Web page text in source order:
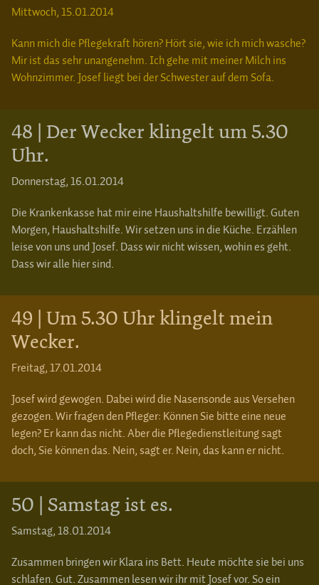
Mittwoch, 15.01.2014
Kann mich die Pflegekraft hören? Hört sie, wie ich mich wasche?
Mir ist das sehr unangenehm. Ich gehe mit meiner Milch ins
Wohnzimmer. Josef liegt bei der Schwester auf dem Sofa.
48 | Der Wecker klingelt um 5.30
Uhr.
Donnerstag, 16.01.2014
Die Krankenkasse hat mir eine Haushaltshilfe bewilligt. Guten
Morgen, Haushaltshilfe. Wir setzen uns in die Küche. Erzählen
leise von uns und Josef. Dass wir nicht wissen, wohin es geht.
Dass wir alle hier sind.
49 | Um 5.30 Uhr klingelt mein
Wecker.
Freitag, 17.01.2014
Josef wird gewogen. Dabei wird die Nasensonde aus Versehen
gezogen. Wir fragen den Pfleger: Können Sie bitte eine neue
legen? Er kann das nicht. Aber die Pflegedienstleitung sagt
doch, Sie können das. Nein, sagt er. Nein, das kann er nicht.
50 | Samstag ist es.
Samstag, 18.01.2014
Zusammen bringen wir Klara ins Bett. Heute möchte sie bei uns
schlafen. Gut. Zusammen lesen wir ihr mit Josef vor. So ein